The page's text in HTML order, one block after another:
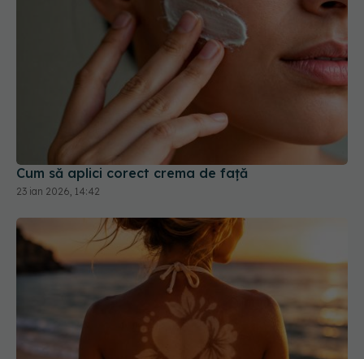
Cum să aplici corect crema de față
23 ian 2026, 14:42